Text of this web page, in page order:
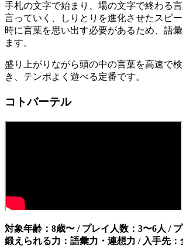
手札の文字で始まり、場の文字で終わる
言っていく、しりとりを進化させたスピ
時に言葉を思い出す必要があるため、語
ます。
盛り上がりながら頭の中の言葉を高速で
き、テンポよく遊べる定番です。
コトバーテル
対象年齢：8歳〜 / プレイ人数：3〜6人 /
鍛えられる力：語彙力・連想力 / 入手先